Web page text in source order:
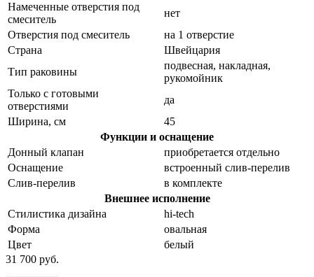
Намеченные отверстия под
смеситель
нет
Отверстия под смеситель
на 1 отверстие
Страна
Швейцария
Тип раковины
подвесная, накладная,
рукомойник
Только с готовыми
отверстиями
да
Ширина, см
45
Функции и оснащение
Донный клапан
приобретается отдельно
Оснащение
встроенный слив-перелив
Слив-перелив
в комплекте
Внешнее исполнение
Стилистика дизайна
hi-tech
Форма
овальная
Цвет
белый
31 700 руб.